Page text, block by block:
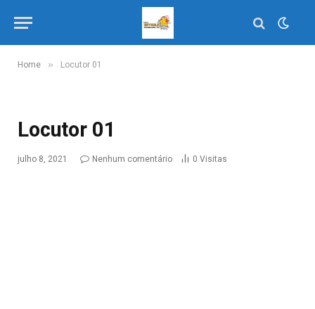
Home » Locutor 01
Locutor 01
julho 8, 2021 Nenhum comentário 0 Visitas